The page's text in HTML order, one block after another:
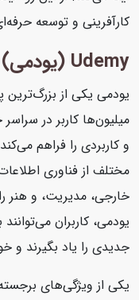
کارآفرینی و توسعه
Udemy (یودمی)
یودمی یکی از بزرگ‌ترین
میلیون‌ها کاربر در
و کاربردی را فراهم
مختلف از فناوری
خارجی، مدیریت، و هنر را
یودمی، کاربران
جدیدی را یاد بگیرند و خود
یکی از ویژگی‌های